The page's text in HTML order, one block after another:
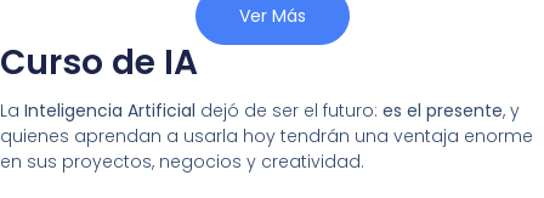
Ver Más
Curso de IA
La Inteligencia Artificial dejó de ser el futuro: es el presente, y
quienes aprendan a usarla hoy tendrán una ventaja enorme
en sus proyectos, negocios y creatividad.